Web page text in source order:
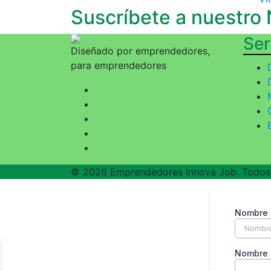
Suscríbete a nuestro
Diseñado por emprendedores,
para emprendedores
© 2026 Emprendedores Innova Job.